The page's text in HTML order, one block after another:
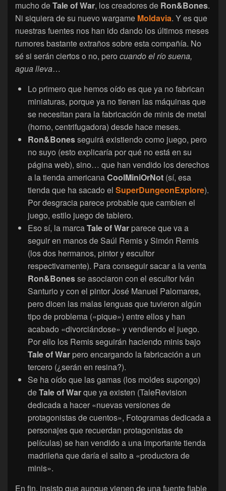
mucho deTale of War, los creadores de Ron&Bones.
Ni siquiera de su nuevo wargame Moldavia. Y es que
nuestras fuentes nos han ido dando los últimos meses
rumores bastante extraños sobre esta compañía. No
sé si serán ciertos o no, pero cuando el río suena,
agua lleva…
Lo primero que hemos oído es que ya no fabrican
miniaturas, porque ya no tienen las máquinas que
se necesitan para la fabricación de minis de metal
(horno, centrifugadora) desde hace meses.
Ron&Bonesseguirá existiendo como juego, pero
no suyo (esto explicaría por qué no está en su
página web), sino… que han vendido los derechos
a la tienda americanaCoolMiniOrNot (sí, esa
tienda que ha sacado el SuperDungeonExplore).
Por desgracia parece probable que cambien el
juego, estilo juego de tablero.
Eso sí, la marcaTale of War parece que va a
seguir en manos de Saúl Remis y Simón Remis
(los dos hermanos, pintor y escultor
respectivamente). Para conseguir sacar a la venta
Ron&Bonesse asociaron con el escultor Iván
Santurio y con el pintor José Manuel Palomares,
pero dicen las malas lenguas que tuvieron algún
tipo de problema («pique») entre ellos y han
acabado «divorciándose» y vendiendo el juego.
Por ello los Remis seguirán haciendo minis bajo
Tale of War pero encargando la fabricación a un
tercero (¿serán en resina?).
Se ha oído que las gamas (los moldes supongo)
deTale of Warque ya existen (TaleRevision
dedicada a hacer «nuevas versiones de
protagonistas de cuentos», Fotogramas dedicada a
personajes que recuerdan protagonistas de
películas) se han vendido a una importante tienda
madrileña que daría el salto a «productora de
minis».
En fin, insisto que aunque vienen de una fuente fiable